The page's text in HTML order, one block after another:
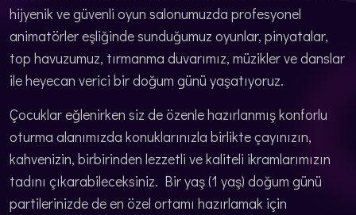
hijyenik ve güvenli oyun salonumuzda profesyonel
animatörler eşliğinde sunduğumuz oyunlar, pinyatalar,
top havuzumuz, tırmanma duvarımız, müzikler ve danslar
ile heyecan verici bir doğum günü yaşatıyoruz.
Çocuklar eğlenirken siz de özenle hazırlanmış konforlu
oturma alanımızda konuklarınızla birlikte çayınızın,
kahvenizin, birbirinden lezzetli ve kaliteli ikramlarımızın
tadını çıkarabileceksiniz. Bir yaş (1 yaş) doğum günü
partilerinizde de en özel ortamı hazırlamak için